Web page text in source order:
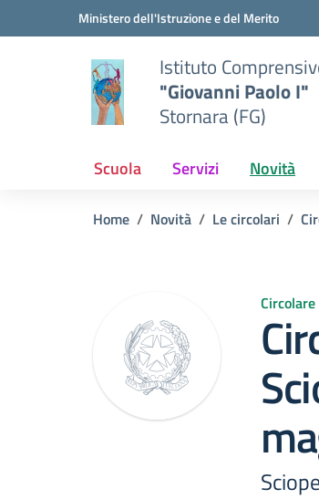
Vai ai contenuti
Vai al menu di navigazioneMinistero dell'Istruzione e del Merito
Istituto
"Giovanni Paolo I"
Stornara (FG)
Scuola Servizi Novità
Home Novità Le circolari